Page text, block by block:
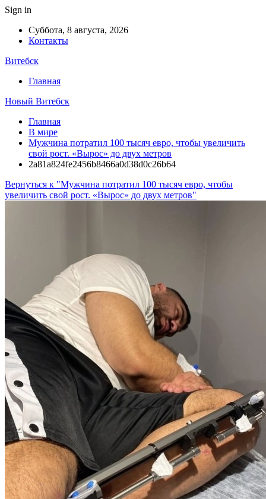
Sign in
Суббота, 8 августа, 2026
Контакты
Витебск
Главная
Новый Витебск
Главная
В мире
Мужчина потратил 100 тысяч евро, чтобы увеличить
свой рост. «Вырос» до двух метров
2a81a824fe2456b8466a0d38d0c26b64
Вернуться к "Мужчина потратил 100 тысяч евро, чтобы
увеличить свой рост. «Вырос» до двух метров"